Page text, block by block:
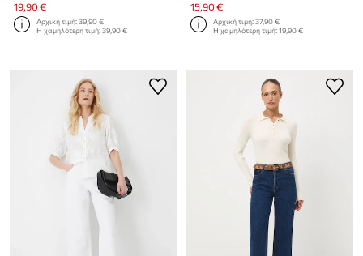
19,90 €
Αρχική τιμή:39,90 €
Η χαμηλότερη τιμή:39,90 €
15,90 €
Αρχική τιμή:37,90 €
Η χαμηλότερη τιμή:19,90 €